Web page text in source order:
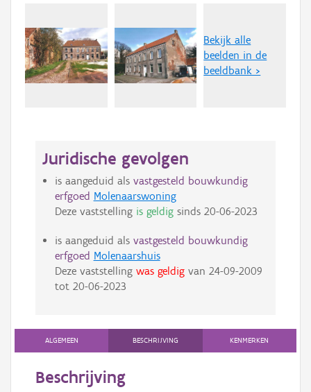
Bekijk alle
beelden in de
beeldbank >
Juridische gevolgen
is aangeduid als vastgesteld bouwkundig
erfgoed Molenaarswoning
Deze vaststelling is geldigsinds 20-06-2023
is aangeduid als vastgesteld bouwkundig
erfgoed Molenaarshuis
Deze vaststelling was geldigvan 24-09-2009
tot 20-06-2023
ALGEMEEN BESCHRIJVING KENMERKEN
Beschrijving